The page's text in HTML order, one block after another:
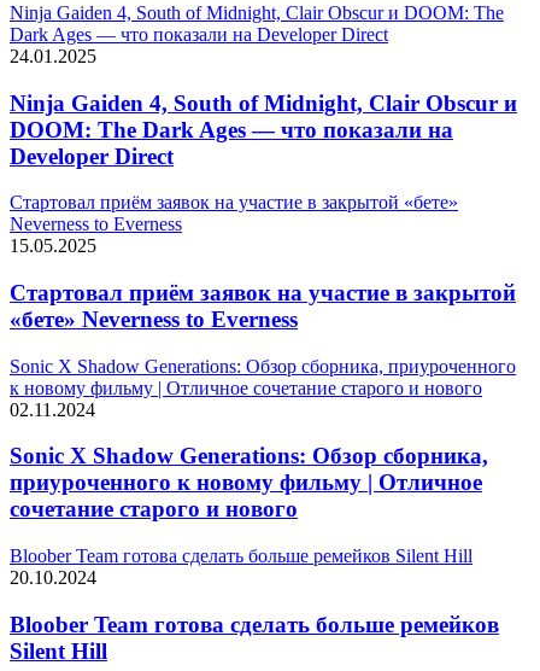
Ninja Gaiden 4, South of Midnight, Clair Obscur и DOOM: The
Dark Ages — что показали на Developer Direct
24.01.2025
Ninja Gaiden 4, South of Midnight, Clair Obscur и
DOOM: The Dark Ages — что показали на
Developer Direct
Стартовал приём заявок на участие в закрытой «бете»
Neverness to Everness
15.05.2025
Стартовал приём заявок на участие в закрытой
«бете» Neverness to Everness
Sonic X Shadow Generations: Обзор сборника, приуроченного
к новому фильму | Отличное сочетание старого и нового
02.11.2024
Sonic X Shadow Generations: Обзор сборника,
приуроченного к новому фильму | Отличное
сочетание старого и нового
Bloober Team готова сделать больше ремейков Silent Hill
20.10.2024
Bloober Team готова сделать больше ремейков
Silent Hill